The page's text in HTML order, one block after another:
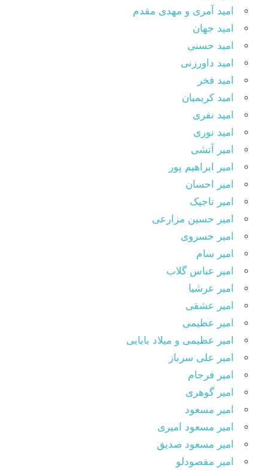
امید آمری و مهدی مقدم
امید جهان
امید حسنی
امید داورزنی
امید فخر
امید کریمیان
امید نفری
امید نوری
امیر آتشی
امیر ابراهیم پور
امیر احسان
امیر تاجیک
امیر حسین مزارعی
امیر خسروی
امیر سام
امیر عباس گلاب
امیر عرشیا
امیر عشقی
امیر عظیمی
امیر عظیمی و میلاد بابایی
امیر علی سرباز
امیر فرجام
امیر گوهری
امیر مسعود
امیر مسعود امیری
امیر مسعود صدیق
امیر مقصودلو